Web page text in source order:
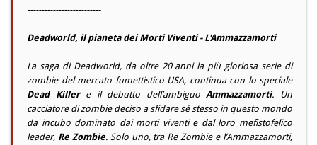
--------------------------
Deadworld, il pianeta dei Morti Viventi - L'Ammazzamorti
La saga di Deadworld, da oltre 20 anni la più gloriosa serie di
zombie del mercato fumettistico USA, continua con lo speciale
Dead Killere il debutto dell’ambiguoAmmazzamorti. Un
cacciatore di zombie deciso a sfidare sé stesso in questo mondo
da incubo dominato dai morti viventi e dal loro mefistofelico
leader, Re Zombie. Solo uno, tra Re Zombiee l’Ammazzamorti,